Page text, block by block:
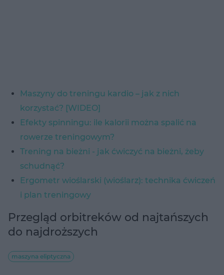
Maszyny do treningu kardio – jak z nich
korzystać? [WIDEO]
Efekty spinningu: ile kalorii można spalić na
rowerze treningowym?
Trening na bieżni - jak ćwiczyć na bieżni, żeby
schudnąć?
Ergometr wioślarski (wioślarz): technika ćwiczeń
i plan treningowy
Przegląd orbitreków od najtańszych
do najdroższych
maszyna eliptyczna